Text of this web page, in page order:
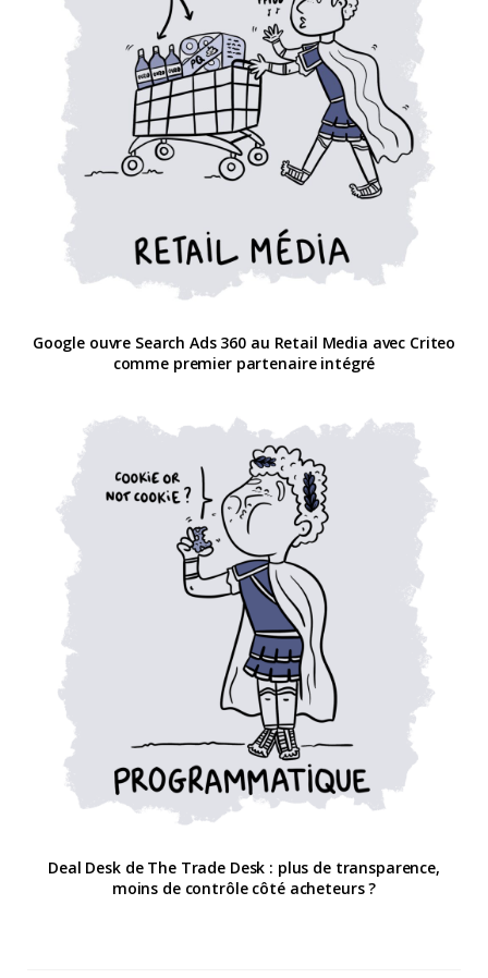
Google ouvre Search Ads 360 au Retail Media avec Criteo
comme premier partenaire intégré
Deal Desk de The Trade Desk : plus de transparence,
moins de contrôle côté acheteurs ?